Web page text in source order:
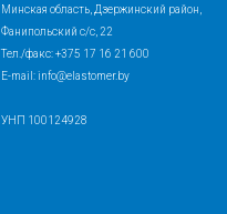
Минская область, Дзержинский район,
Фанипольский с/с, 22
Тел./факс: +375 17 16 21 600
E-mail: info@elastomer.by
УНП 100124928